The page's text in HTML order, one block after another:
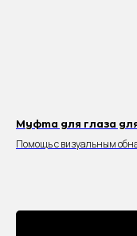
Муфта для глаза для
Помощь с визуальным